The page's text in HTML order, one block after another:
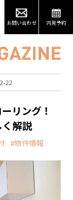
お問い合わせ 内見予約
22
リング！
解説
物件情報